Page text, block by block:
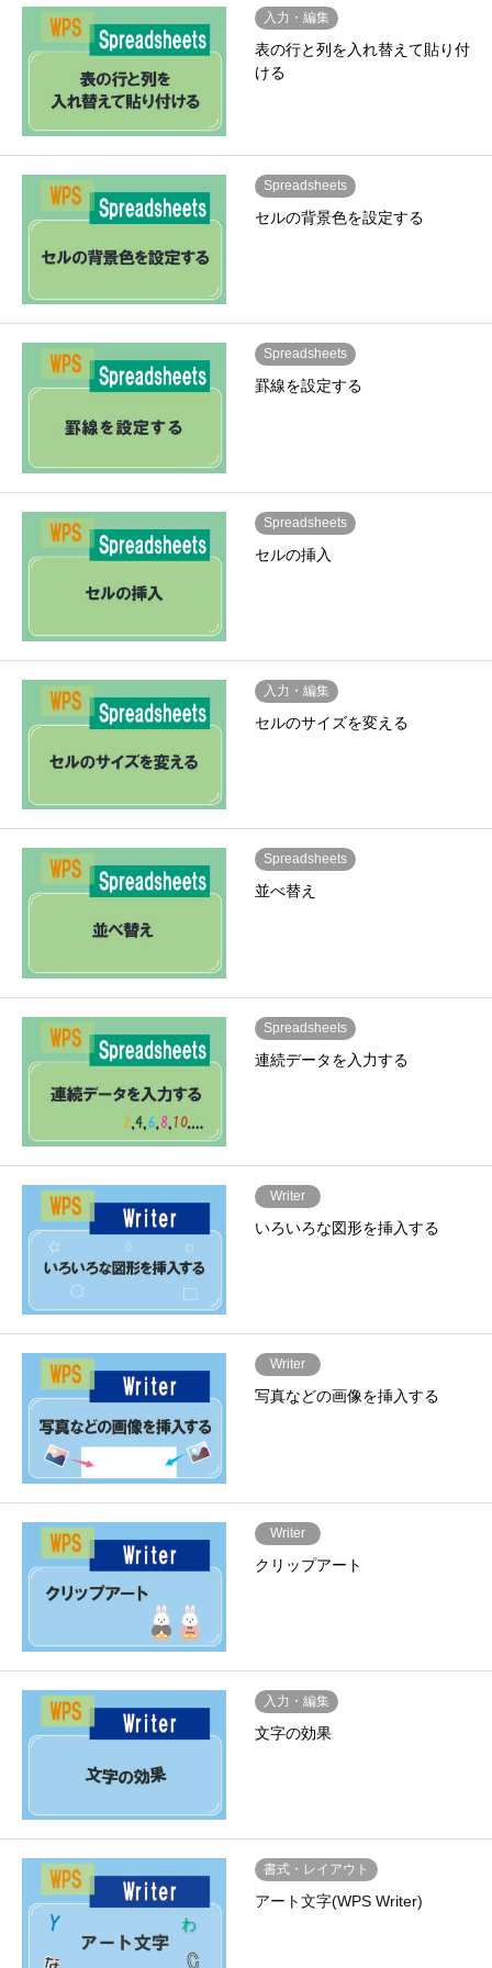
入力・編集
表の行と列を入れ替えて貼り付
ける
Spreadsheets
セルの背景色を設定する
Spreadsheets
罫線を設定する
Spreadsheets
セルの挿入
入力・編集
セルのサイズを変える
Spreadsheets
並べ替え
Spreadsheets
連続データを入力する
Writer
いろいろな図形を挿入する
Writer
写真などの画像を挿入する
Writer
クリップアート
入力・編集
文字の効果
書式・レイアウト
アート文字(WPS Writer)